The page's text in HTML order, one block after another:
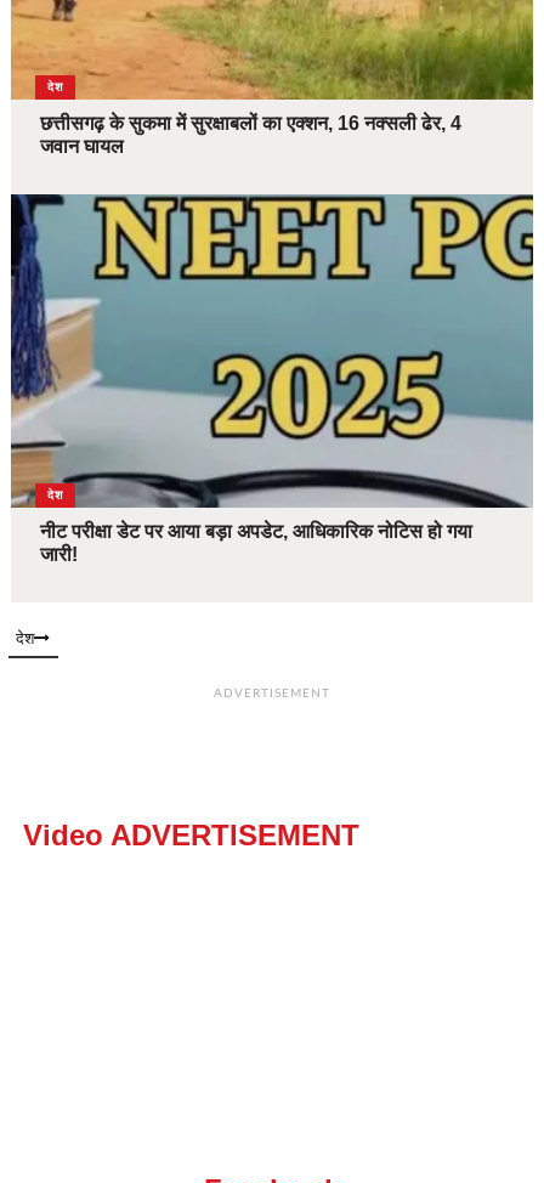
देश
छत्तीसगढ़ के सुकमा में सुरक्षाबलों का एक्शन, 16 नक्सली ढेर, 4
जवान घायल
देश
नीट परीक्षा डेट पर आया बड़ा अपडेट, आधिकारिक नोटिस हो गया
जारी!
देश
ADVERTISEMENT
Video ADVERTISEMENT